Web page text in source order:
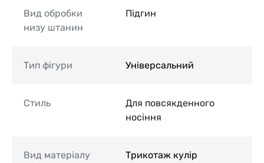
Вид обробки
низу штанин
Підгин
Тип фігури Універсальний
Стиль
Для повсякденного
носіння
Вид матеріалу Трикотаж кулір